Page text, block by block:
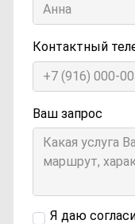
Контактный
Ваш запрос
Я даю